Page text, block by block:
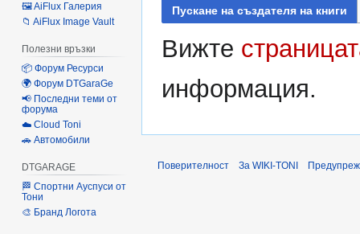
Пускане на създателя на книги
Вижте
информация.
🖼️ AiFlux Галерия
📁 AiFlux Image Vault
Полезни връзки
📦 Форум Ресурси
🌍 Форум DTGaraGe
📢 Последни теми от
форума
☁️ Cloud Toni
🚗 Автомобили
DTGARAGE
🏁 Спортни Ауспуси от
Тони
🎨 Бранд Логота
Поверителност За WIKI-TONI